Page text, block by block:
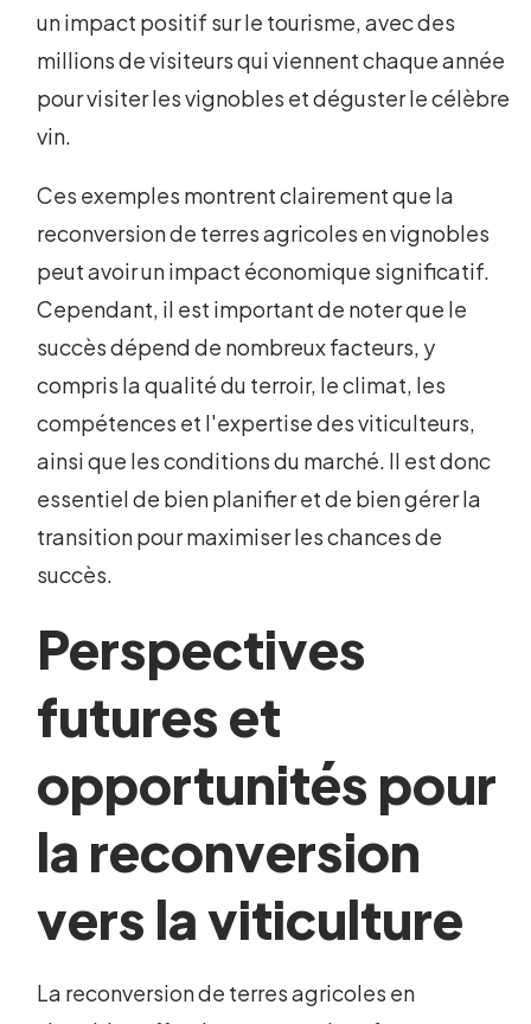
un impact positif sur le tourisme, avec des
millions de visiteurs qui viennent chaque année
pour visiter les vignobles et déguster le célèbre
vin.
Ces exemples montrent clairement que la
reconversion de terres agricoles en vignobles
peut avoir un impact économique significatif.
Cependant, il est important de noter que le
succès dépend de nombreux facteurs, y
compris la qualité du terroir, le climat, les
compétences et l'expertise des viticulteurs,
ainsi que les conditions du marché. Il est donc
essentiel de bien planifier et de bien gérer la
transition pour maximiser les chances de
succès.
Perspectives
futures et
opportunités pour
la reconversion
vers la viticulture
La reconversion de terres agricoles en